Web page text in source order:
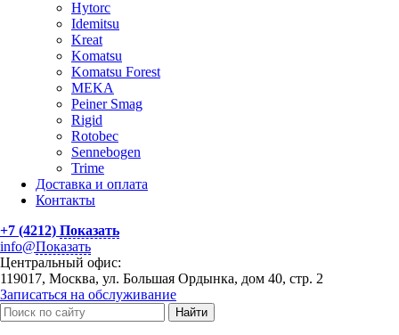
Hytorc
Idemitsu
Kreat
Komatsu
Komatsu Forest
MEKA
Peiner Smag
Rigid
Rotobec
Sennebogen
Trime
Доставка и оплата
Контакты
+7 (4212) Показать
info@Показать
Центральный офис:
119017, Москва, ул. Большая Ордынка, дом 40, стр. 2
Записаться на обслуживание
Найти